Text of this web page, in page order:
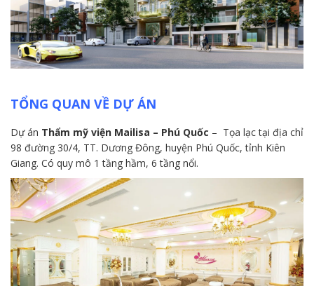
TỔNG QUAN VỀ DỰ ÁN
Dự án Thẩm mỹ viện Mailisa – Phú Quốc – Tọa lạc tại địa chỉ
98 đường 30/4, TT. Dương Đông, huyện Phú Quốc, tỉnh Kiên
Giang. Có quy mô 1 tầng hầm, 6 tầng nổi.